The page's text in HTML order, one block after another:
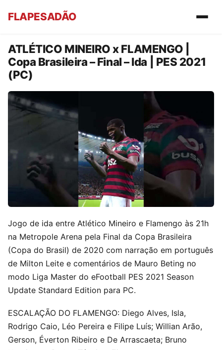
FLAPESADÃO
ATLÉTICO MINEIRO x FLAMENGO |
Copa Brasileira – Final – Ida | PES 2021
(PC)
Jogo de ida entre Atlético Mineiro e Flamengo às 21h
na Metropole Arena pela Final da Copa Brasileira
(Copa do Brasil) de 2020 com narração em português
de Milton Leite e comentários de Mauro Beting no
modo Liga Master do eFootball PES 2021 Season
Update Standard Edition para PC.
ESCALAÇÃO DO FLAMENGO: Diego Alves, Isla,
Rodrigo Caio, Léo Pereira e Filipe Luís; Willian Arão,
Gerson, Éverton Ribeiro e De Arrascaeta; Bruno